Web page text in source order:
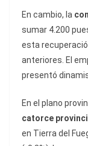
En cambio, la
sumar 4.200
esta
anteriores. El
presentó
En el plano
catorce
en Tierra del